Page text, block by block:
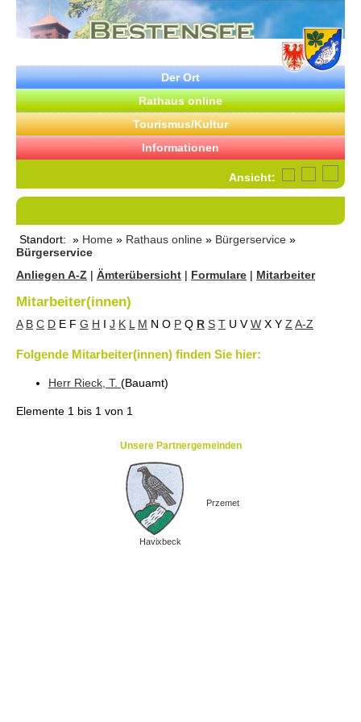
Der Ort
Rathaus online
Tourismus/Kultur
Informationen
Ansicht:
Standort: » Home » Rathaus online » Bürgerservice »
Bürgerservice
Anliegen A-Z | Ämterübersicht | Formulare | Mitarbeiter
Mitarbeiter(innen)
A B C D E F G H I J K L M N O P Q R S T U V W X Y Z A-Z
Folgende Mitarbeiter(innen) finden Sie hier:
Herr Rieck , T. (Bauamt)
Elemente 1 bis 1 von 1
Unsere Partnergemeinden
Havixbeck
Przemet